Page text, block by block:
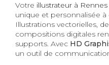
Votre illustrateur à Rennes
unique et personnalisée
Illustrations vectorielles,
compositions digitales
supports. Avec HD
un outil de